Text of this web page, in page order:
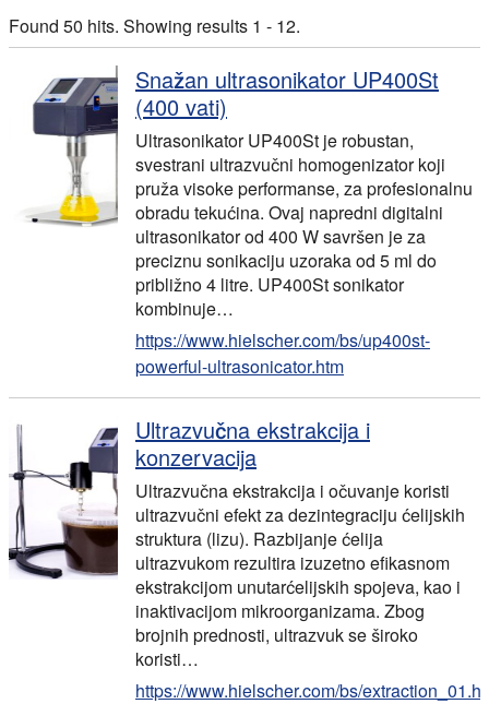
Found 50 hits. Showing results 1 - 12.
Snažan ultrasonikator UP400St
(400 vati)
Ultrasonikator UP400St je robustan,
svestrani ultrazvučni homogenizator koji
pruža visoke performanse, za profesionalnu
obradu tekućina. Ovaj napredni digitalni
ultrasonikator od 400 W savršen je za
preciznu sonikaciju uzoraka od 5 ml do
približno 4 litre. UP400St sonikator
kombinuje…
https://www.hielscher.com/bs/up400st-
powerful-ultrasonicator.htm
Ultrazvučna ekstrakcija i
konzervacija
Ultrazvučna ekstrakcija i očuvanje koristi
ultrazvučni efekt za dezintegraciju ćelijskih
struktura (lizu). Razbijanje ćelija
ultrazvukom rezultira izuzetno efikasnom
ekstrakcijom unutarćelijskih spojeva, kao i
inaktivacijom mikroorganizama. Zbog
brojnih prednosti, ultrazvuk se široko
koristi…
https://www.hielscher.com/bs/